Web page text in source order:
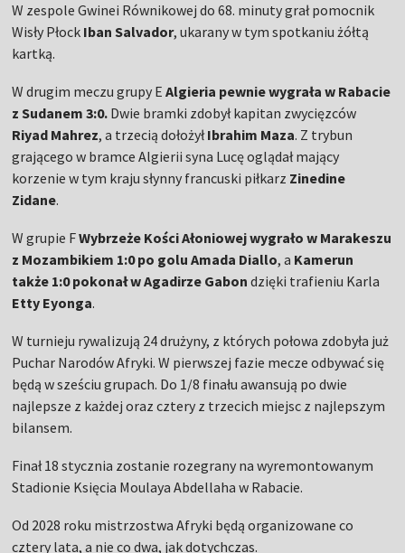
W zespole Gwinei Równikowej do 68. minuty grał pomocnik
Wisły Płock Iban Salvador, ukarany w tym spotkaniu żółtą
kartką.
W drugim meczu grupy EAlgieria pewnie wygrała w Rabacie
z Sudanem 3:0. Dwie bramki zdobył kapitan zwycięzców
Riyad Mahrez, a trzecią dołożyłIbrahim Maza. Z trybun
grającego w bramce Algierii syna Lucę oglądał mający
korzenie w tym kraju słynny francuski piłkarz Zinedine
Zidane.
W grupie FWybrzeże Kości Ałoniowej wygrało w Marakeszu
z Mozambikiem 1:0 po golu Amada Diallo, a Kamerun
także 1:0 pokonał w Agadirze Gabon dzięki trafieniu Karla
Etty Eyonga.
W turnieju rywalizują 24 drużyny, z których połowa zdobyła już
Puchar Narodów Afryki. W pierwszej fazie mecze odbywać się
będą w sześciu grupach. Do 1/8 finału awansują po dwie
najlepsze z każdej oraz cztery z trzecich miejsc z najlepszym
bilansem.
Finał 18 stycznia zostanie rozegrany na wyremontowanym
Stadionie Księcia Moulaya Abdellaha w Rabacie.
Od 2028 roku mistrzostwa Afryki będą organizowane co
cztery lata, a nie co dwa, jak dotychczas.